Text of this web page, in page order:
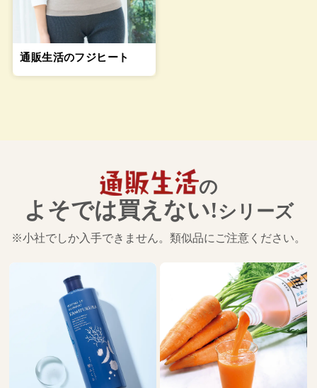
通販生活のフジヒート
の
よそでは買えない!シリーズ
※小社でしか入手できません。類似品にご注意ください。